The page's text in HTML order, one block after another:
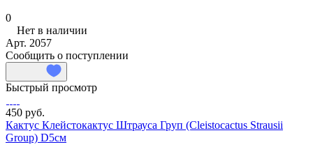
0
Нет в наличии
Арт. 2057
Сообщить о поступлении
Быстрый просмотр
450 руб.
Кактус Клейстокактус Штрауса Груп (Cleistocactus Strausii
Group) D5см